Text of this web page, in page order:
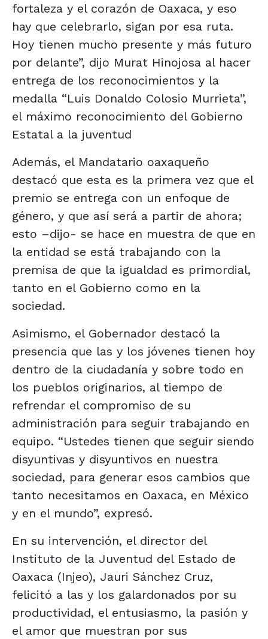
fortaleza y el corazón de Oaxaca, y eso
hay que celebrarlo, sigan por esa ruta.
Hoy tienen mucho presente y más futuro
por delante”, dijo Murat Hinojosa al hacer
entrega de los reconocimientos y la
medalla “Luis Donaldo Colosio Murrieta”,
el máximo reconocimiento del Gobierno
Estatal a la juventud
Además, el Mandatario oaxaqueño
destacó que esta es la primera vez que el
premio se entrega con un enfoque de
género, y que así será a partir de ahora;
esto –dijo- se hace en muestra de que en
la entidad se está trabajando con la
premisa de que la igualdad es primordial,
tanto en el Gobierno como en la
sociedad.
Asimismo, el Gobernador destacó la
presencia que las y los jóvenes tienen hoy
dentro de la ciudadanía y sobre todo en
los pueblos originarios, al tiempo de
refrendar el compromiso de su
administración para seguir trabajando en
equipo. “Ustedes tienen que seguir siendo
disyuntivas y disyuntivos en nuestra
sociedad, para generar esos cambios que
tanto necesitamos en Oaxaca, en México
y en el mundo”, expresó.
En su intervención, el director del
Instituto de la Juventud del Estado de
Oaxaca (Injeo), Jauri Sánchez Cruz,
felicitó a las y los galardonados por su
productividad, el entusiasmo, la pasión y
el amor que muestran por sus